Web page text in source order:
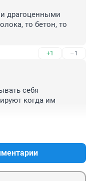
драгоценными
то бетон, то
+1 –1
себя
когда им